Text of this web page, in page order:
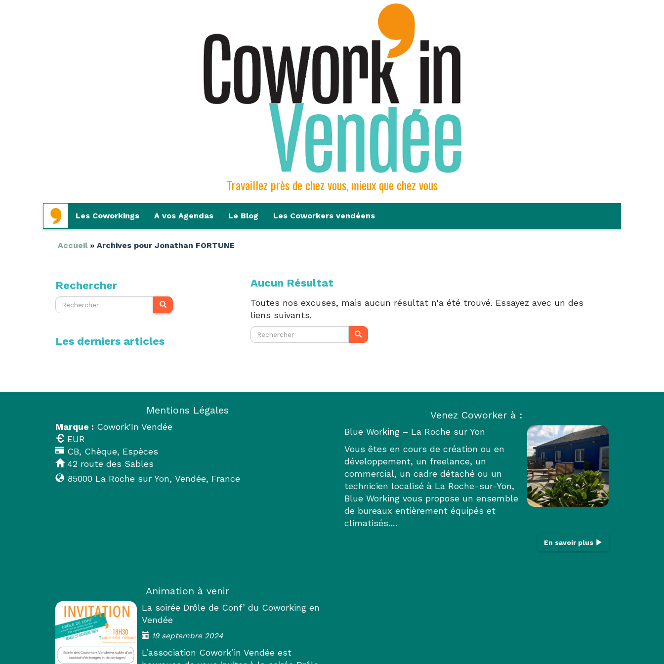
Travaillez près de chez vous, mieux que chez vous
au
contenu
principal
au
contenu
secondaire
Les Coworkings A vos Agendas Le Blog Les Coworkers vendéens
Accueil» Archives pour Jonathan FORTUNE
Aucun Résultat
Toutes nos excuses, mais aucun résultat n'a été trouvé. Essayez avec un des
liens suivants.
Rechercher
Les derniers articles
Mentions Légales
Marque : Cowork'In Vendée
EUR
CB, Chèque, Espèces
42 route des Sables
85000 La Roche sur Yon, Vendée, France
Venez Coworker à :
Blue Working – La Roche sur Yon
Vous êtes en cours de création ou en
développement, un freelance, un
commercial, un cadre détaché ou un
technicien localisé à La Roche-sur-Yon,
Blue Working vous propose un ensemble
de bureaux entièrement équipés et
climatisés.…
En savoir plus
Animation à venir
La soirée Drôle de Conf’ du Coworking en
Vendée
19 septembre 2024
L’association Cowork’in Vendée est